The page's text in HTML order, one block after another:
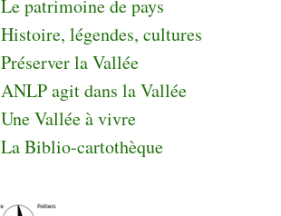
Le patrimoine de pays
Histoire, légendes, cultures
Préserver la Vallée
ANLP agit dans la Vallée
Une Vallée à vivre
La Biblio-cartothèque